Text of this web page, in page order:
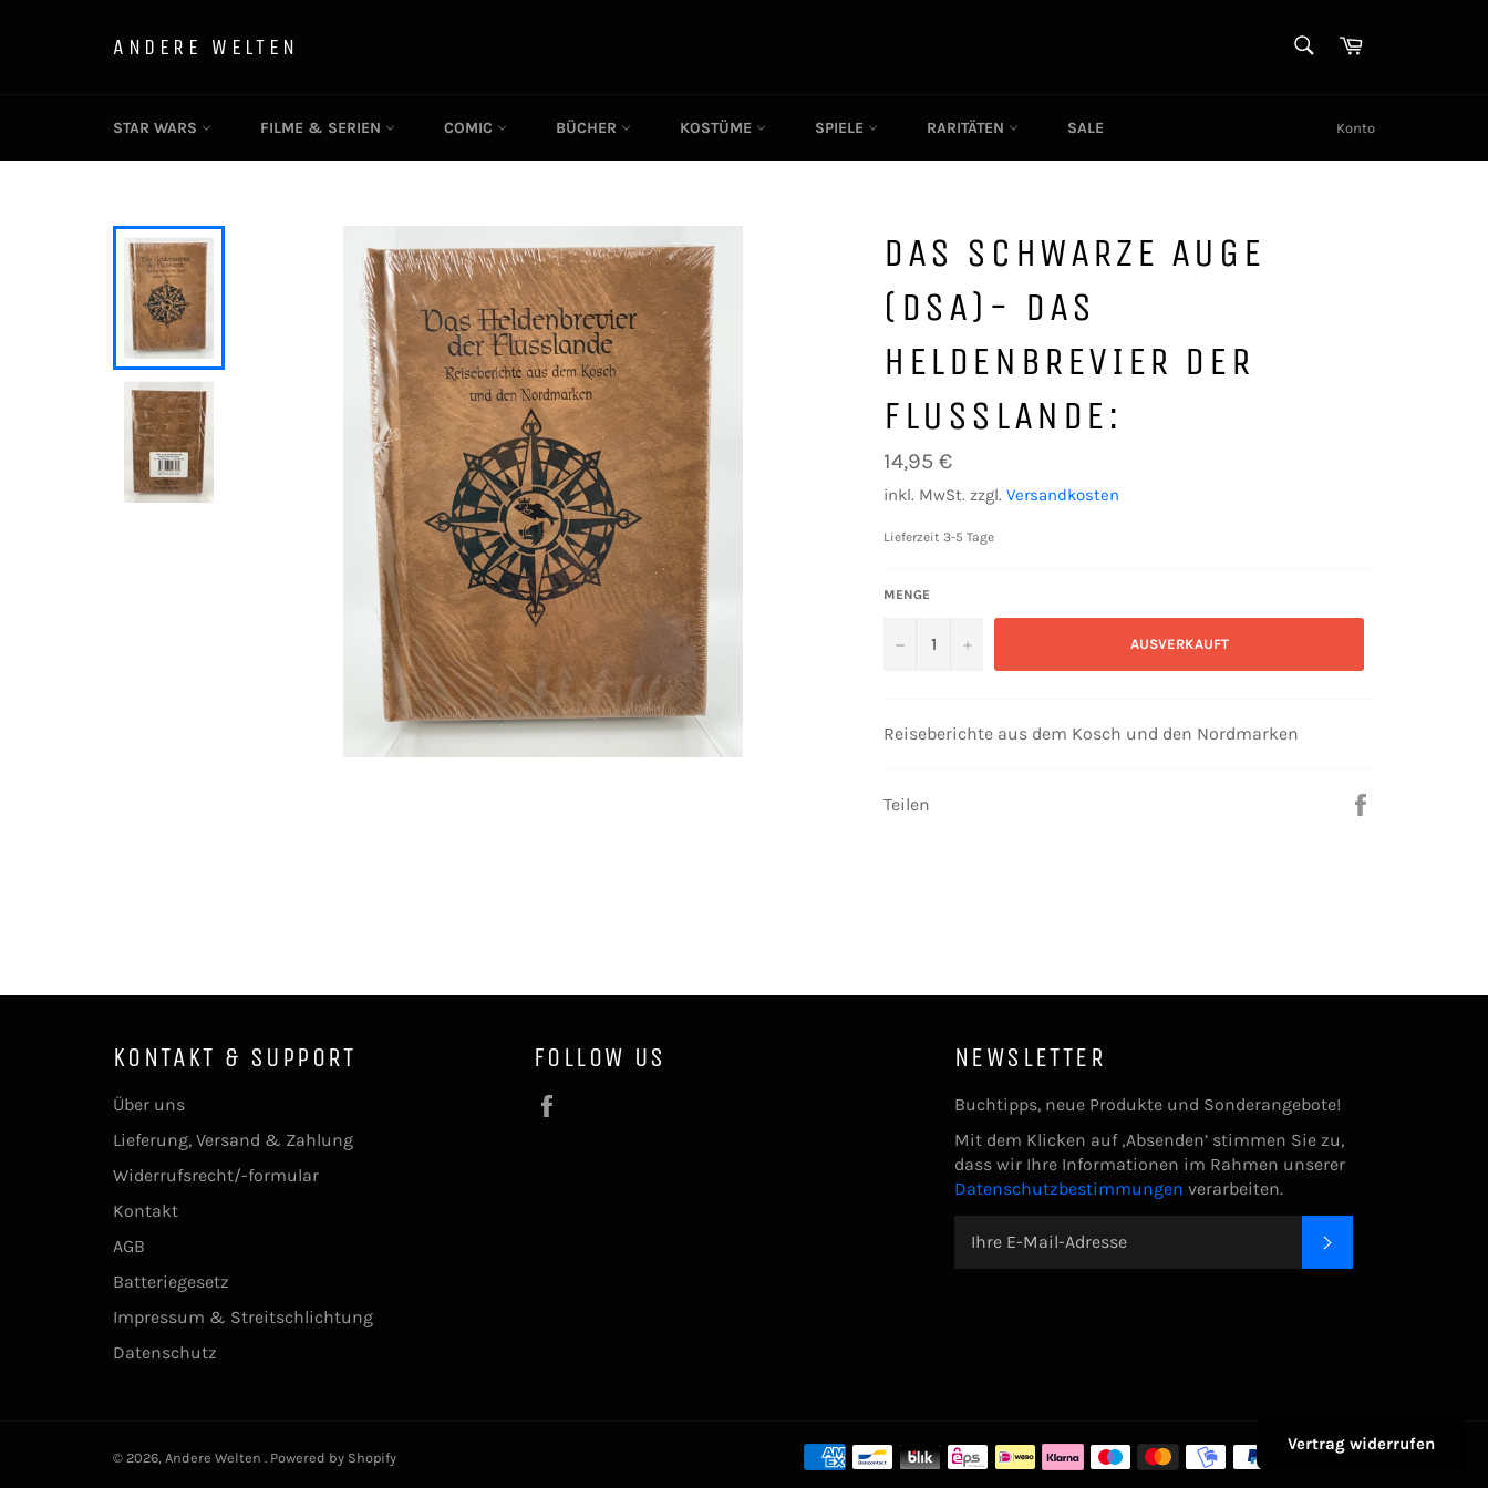
ANDERE WELTEN Warenkorb
STAR WARS FILME & SERIEN COMIC BÜCHER KOSTÜME SPIELE RARITÄTEN SALE Konto
DAS SCHWARZE AUGE
(DSA)- DAS
HELDENBREVIER DER
FLUSSLANDE:
Normaler
Preis
14,95 €
inkl. MwSt. zzgl. Versandkosten
Lieferzeit 3-5 Tage
MENGE
− + AUSVERKAUFT
Reiseberichte aus dem Kosch und den Nordmarken
Teilen
KONTAKT & SUPPORT
Über uns
Lieferung, Versand & Zahlung
Widerrufsrecht/-formular
Kontakt
AGB
Batteriegesetz
Impressum & Streitschlichtung
Datenschutz
FOLLOW US NEWSLETTER
Buchtipps, neue Produkte und Sonderangebote!
Mit dem Klicken auf ‚Absenden’ stimmen Sie zu,
dass wir Ihre Informationen im Rahmen unserer
Datenschutzbestimmungen verarbeiten.
© 2026, Andere Welten . Powered by Shopify
Vertrag widerrufen